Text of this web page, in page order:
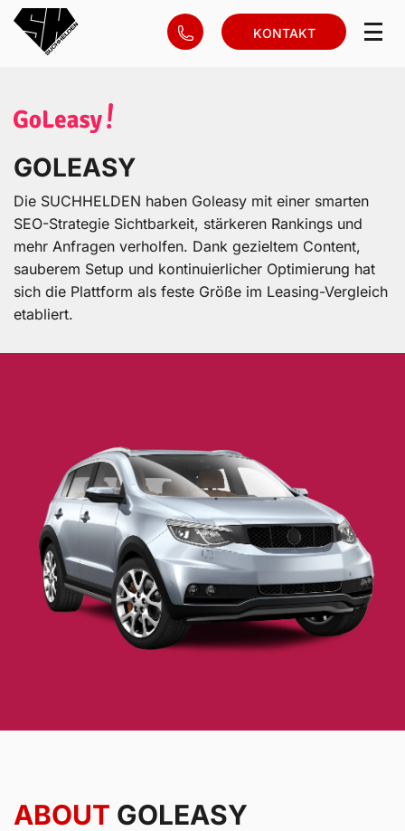
KONTAKT
GOLEASY
Die SUCHHELDEN haben Goleasy mit einer smarten
SEO-Strategie Sichtbarkeit, stärkeren Rankings und
mehr Anfragen verholfen. Dank gezieltem Content,
sauberem Setup und kontinuierlicher Optimierung hat
sich die Plattform als feste Größe im Leasing-Vergleich
etabliert.
ABOUT GOLEASY